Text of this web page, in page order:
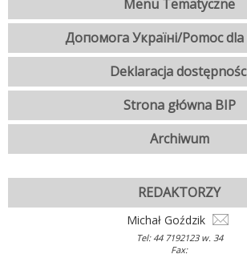
Menu Tematyczne
Допомога Україні/Pomoc
Deklaracja
Strona główna BIP
Archiwum
REDAKTORZY
Michał Goździk
Tel: 44 7192123 w. 34
Fax: